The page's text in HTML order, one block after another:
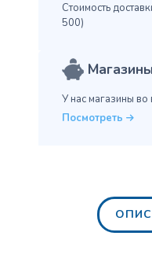
Стоимость
500)
Магазины
У нас магазины во
Посмотреть